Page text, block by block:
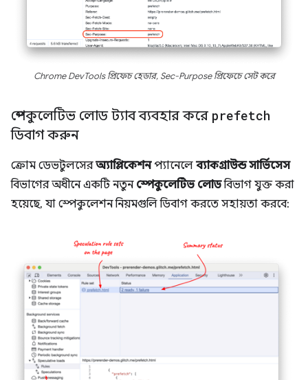
Chrome DevTools প্রিফেচ হেডার, Sec-Purpose প্রিফেচে সেট করে
স্পেকুলেটিভ লোড ট্যাব ব্যবহার করে prefetch
ডিবাগ করুন
ক্রোম ডেভটুলসেরঅ্যাপ্লিকেশনপ্যানেলে ব্যাকগ্রাউন্ড সার্ভিসেস
বিভাগের অধীনে একটি নতুন স্পেকুলেটিভ লোডবিভাগ যুক্ত করা
হয়েছে, যা স্পেকুলেশন নিয়মগুলি ডিবাগ করতে সহায়তা করবে: